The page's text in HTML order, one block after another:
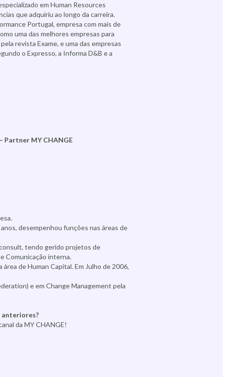
em Human Resources
que adquiriu ao longo da carreira.
Portugal, empresa com mais de
uma das melhores empresas para
revista Exame, e uma das empresas
o Expresso, a Informa D&B e a
Partner MY CHANGE
desempenhou funções nas áreas de
tendo gerido projetos de
Comunicação interna.
de Human Capital. Em Julho de 2006,
e em Change Management pela
anteriores?
da MY CHANGE!